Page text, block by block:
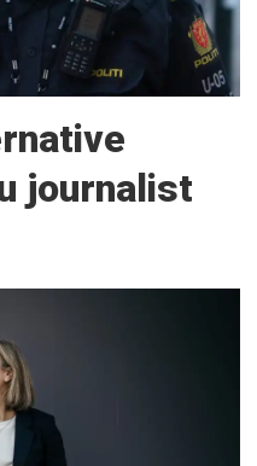
journalist